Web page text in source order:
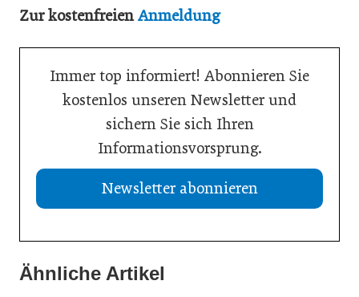
Zur kostenfreienAnmeldung
Immer top informiert! Abonnieren Sie
kostenlos unseren Newsletter und
sichern Sie sich Ihren
Informationsvorsprung.
Newsletter abonnieren
Ähnliche Artikel
21. Juli 2026